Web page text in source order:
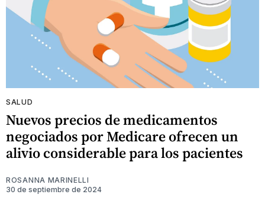
SALUD
Nuevos precios de medicamentos
negociados por Medicare ofrecen un
alivio considerable para los pacientes
ROSANNA MARINELLI
30 de septiembre de 2024